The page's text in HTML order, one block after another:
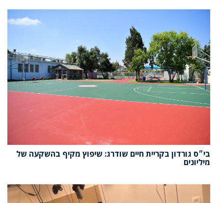
בי״ס גורדון בקריית חיים שודרג: שיפוץ מקיף בהשקעה של
מיליונים